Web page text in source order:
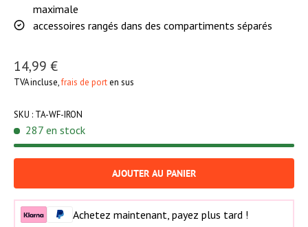
maximale
accessoires rangés dans des compartiments séparés
14,99 €
TVA incluse,frais de porten sus
SKU : TA-WF-IRON
287 en stock
AJOUTER AU PANIER
Achetez maintenant, payez plus tard !